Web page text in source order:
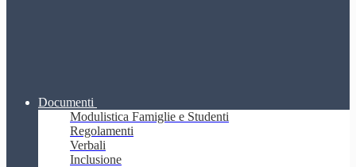
Documenti
Modulistica Famiglie e Studenti
Regolamenti
Verbali
Inclusione